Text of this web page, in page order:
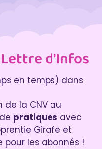
d'Infos
en temps) dans
de la CNV au
pratiques avec
Girafe et
pour les abonnés !